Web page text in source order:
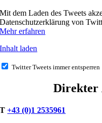
Mit dem Laden des Tweets
Datenschutzerklärung von
Mehr erfahren
Inhalt laden
Twitter Tweets immer entsperren
Direkter
T +43 (0)1 2535961